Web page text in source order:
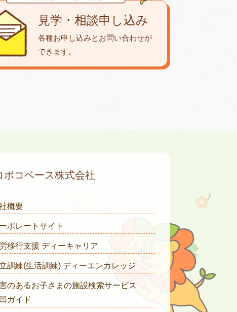
見学・相談申し込み
各種お申し込みとお問い合わせが
できます。
ボコベース株式会社
概要
ポレートサイト
移行支援 ディーキャリア
訓練(生活訓練) ディーエンカレッジ
のあるお子さまの施設検索サービス
ガイド